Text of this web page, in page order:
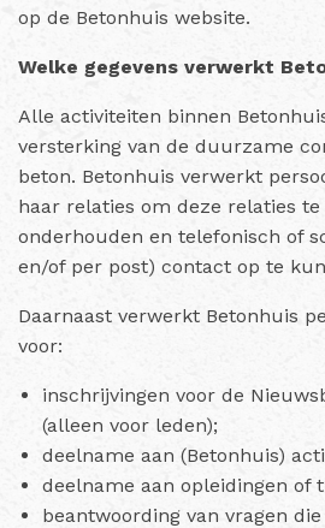
op de Betonhuis website.
Welke gegevens verwerkt
Alle activiteiten binnen
versterking van de duurzame
beton. Betonhuis verwerkt
haar relaties om deze relaties
onderhouden en telefonisch of
en/of per post) contact op te
Daarnaast verwerkt Betonhuis
voor:
inschrijvingen voor de
(alleen voor leden);
deelname aan (Betonhuis)
deelname aan opleidingen of
beantwoording van vragen